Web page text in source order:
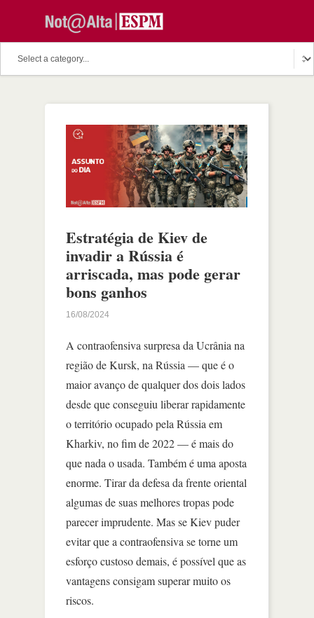
Estratégia de Kiev de
invadir a Rússia é
arriscada, mas pode gerar
bons ganhos
16/08/2024
A contraofensiva surpresa da Ucrânia na
região de Kursk, na Rússia — que é o
maior avanço de qualquer dos dois lados
desde que conseguiu liberar rapidamente
o território ocupado pela Rússia em
Kharkiv, no fim de 2022 — é mais do
que nada o usada. Também é uma aposta
enorme. Tirar da defesa da frente oriental
algumas de suas melhores tropas pode
parecer imprudente. Mas se Kiev puder
evitar que a contraofensiva se torne um
esforço custoso demais, é possível que as
vantagens consigam superar muito os
riscos.